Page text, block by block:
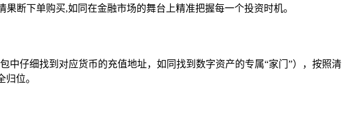
断下单购买,如同在金融市场的舞台上精准把握每一个投资时机。
中仔细找到对应货币的充值地址，如同找到数字资产的专属“家门”），按照清
位。